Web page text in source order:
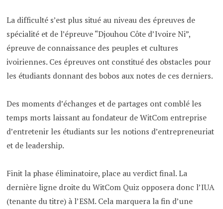
La difficulté s’est plus situé au niveau des épreuves de
spécialité et de l’épreuve “Djouhou Côte d’Ivoire Ni”,
épreuve de connaissance des peuples et cultures
ivoiriennes. Ces épreuves ont constitué des obstacles pour
les étudiants donnant des bobos aux notes de ces derniers.
Des moments d’échanges et de partages ont comblé les
temps morts laissant au fondateur de WitCom entreprise
d’entretenir les étudiants sur les notions d’entrepreneuriat
et de leadership.
Finit la phase éliminatoire, place au verdict final. La
dernière ligne droite du WitCom Quiz opposera donc l’IUA
(tenante du titre) à l’ESM. Cela marquera la fin d’une